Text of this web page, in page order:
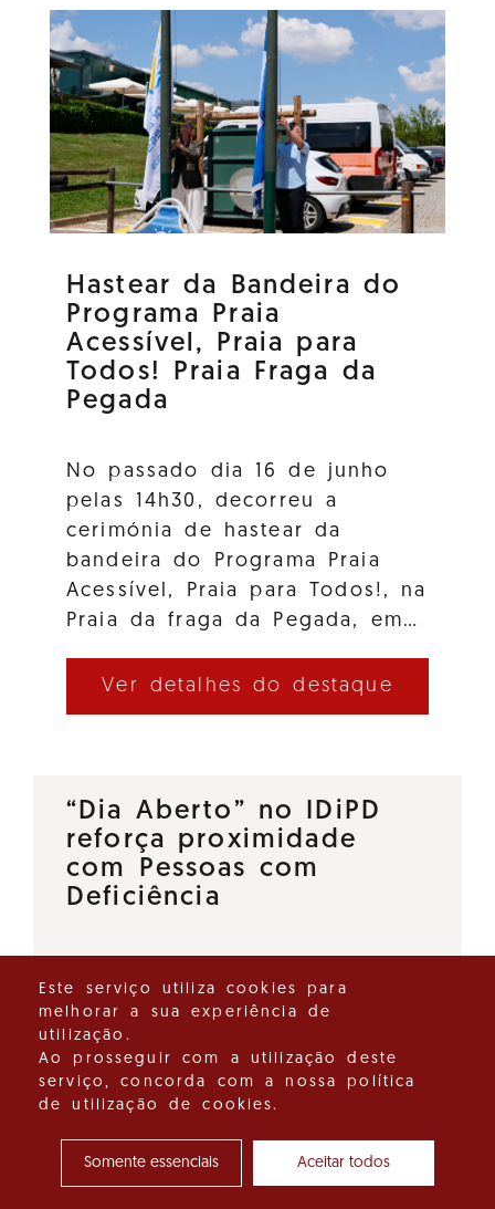
Hastear da Bandeira do
Programa Praia
Acessível, Praia para
Todos! Praia Fraga da
Pegada
No passado dia 16 de junho
pelas 14h30, decorreu a
cerimónia de hastear da
bandeira do Programa Praia
Acessível, Praia para Todos!, na
Praia da fraga da Pegada, em…
Ver detalhes do destaque
“Dia Aberto” no IDiPD
reforça proximidade
com Pessoas com
Deficiência
Pessoas com Deficiência (IDiPD)
lançou a iniciativa “Dia Aberto”,
um espaço de diálogo direto
que tem como objetivo
reforçar a proximidade entre…
Ver detalhes do destaque
Este serviço utiliza cookies para
melhorar a sua experiência de
utilização.
Ao prosseguir com a utilização deste
serviço, concorda com a nossa política
de utilização de cookies.
Somente essenciais Aceitar todos